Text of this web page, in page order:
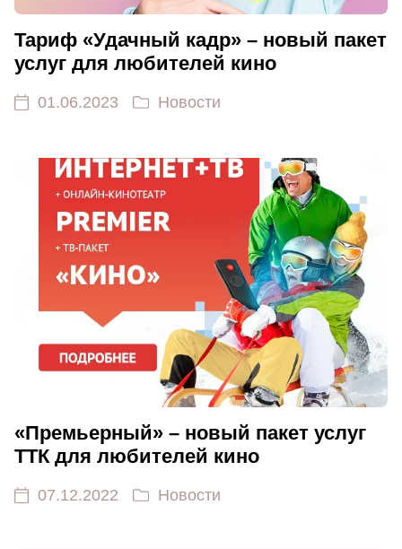
Тариф «Удачный кадр» – новый пакет
услуг для любителей кино
01.06.2023 Новости
«Премьерный» – новый пакет услуг
ТТК для любителей кино
07.12.2022 Новости